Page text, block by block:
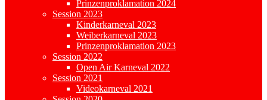
Prinzenproklamation 2024
Session 2023
Kinderkarneval 2023
Weiberkarneval 2023
Prinzenproklamation 2023
Session 2022
Open Air Karneval 2022
Session 2021
Videokarneval 2021